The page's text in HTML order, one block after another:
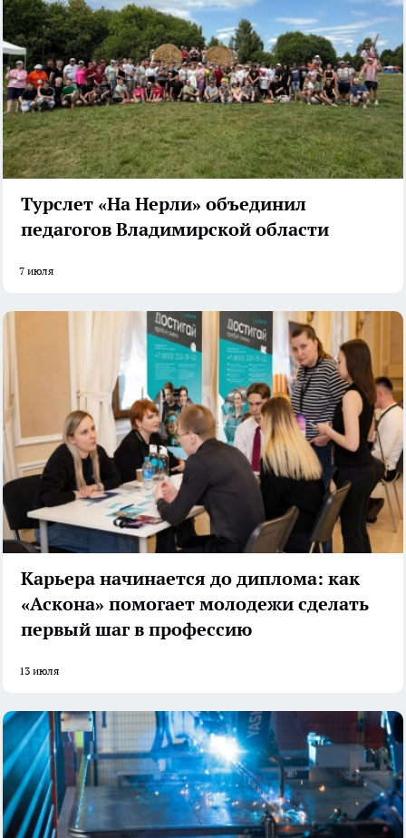
Турслет «На Нерли» объединил
педагогов Владимирской области
7 июля
Карьера начинается до диплома: как
«Аскона» помогает молодежи сделать
первый шаг в профессию
13 июля